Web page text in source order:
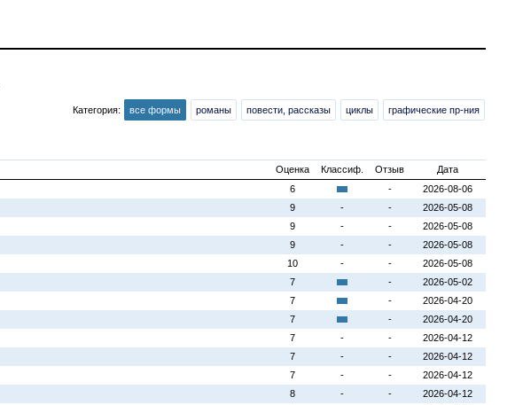
Категория: все формы романы повести, рассказы циклы графические пр-ния
Оценка Классиф. Отзыв
Дата
6 -
2026-08-06
9 - -
2026-05-08
9 - -
2026-05-08
9 - -
2026-05-08
10 - -
2026-05-08
7 -
2026-05-02
7 -
2026-04-20
7 -
2026-04-20
7 - -
2026-04-12
7 - -
2026-04-12
7 - -
2026-04-12
8 - -
2026-04-12